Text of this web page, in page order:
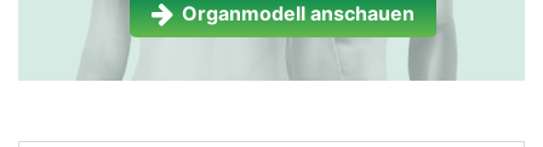
Organmodell anschauen